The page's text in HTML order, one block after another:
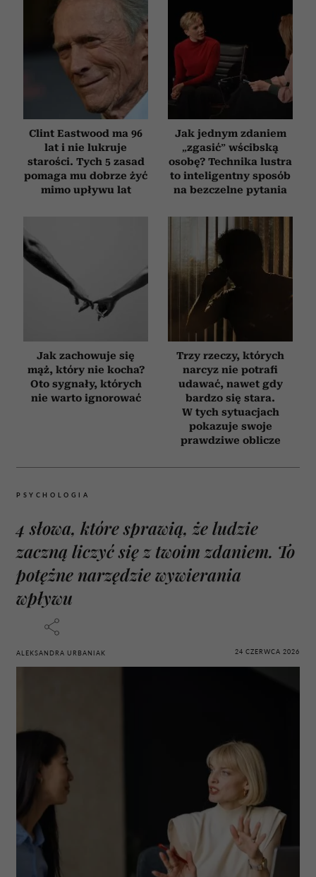
Clint Eastwood ma 96
lat i nie lukruje
starości. Tych 5 zasad
pomaga mu dobrze żyć
mimo upływu lat
Jak jednym zdaniem
„zgasić” wścibską
osobę? Technika lustra
to inteligentny sposób
na bezczelne pytania
Jak zachowuje się
mąż, który nie kocha?
Oto sygnały, których
nie warto ignorować
Trzy rzeczy, których
narcyz nie potrafi
udawać, nawet gdy
bardzo się stara.
W tych sytuacjach
pokazuje swoje
prawdziwe oblicze
PSYCHOLOGIA
4 słowa, które sprawią, że ludzie
zaczną liczyć się z twoim zdaniem. To
potężne narzędzie wywierania
wpływu
ALEKSANDRA URBANIAK 24 CZERWCA 2026